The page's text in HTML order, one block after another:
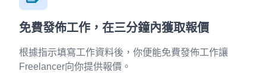
免費發佈工作，在三分鐘內獲取報價
根據指示填寫工作資料後，你便能免費發佈工作讓
Freelancer向你提供報價。